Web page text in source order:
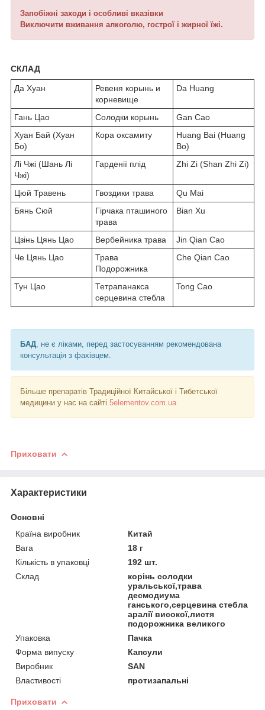
Запобіжні заходи і особливі вказівки
Виключити вживання алкоголю, гострої і жирної їжі.
СКЛАД
Да Хуан
Ревеня корынь и
корневище
Da Huang
Гань Цао Солодки корынь
Gan Cao
Хуан Бай (Хуан
Бо)
Кора оксамиту
Huang Bai (Huang
Bo)
Лі Чжі (Шань Лі
Чжі)
Гарденії плід Zhi Zi (Shan Zhi Zi)
Цюй Травень Гвоздики трава
Qu Mai
Бянь Сюй
Гірчака пташиного
трава
Bian Xu
Цзінь Цянь Цао Вербейника трава
Jin Qian Cao
Че Цянь Цао
Трава
Подорожника
Che Qian Cao
Тун Цао
Тетрапанакса
серцевина стебла
Tong Cao
БАД, не є ліками, перед застосуванням рекомендована
консультація з фахівцем.
Більше препаратів Традиційної Китайської і Тибетської
медицини у нас на сайті 5elementov.com.ua
Приховати
Характеристики
Основні
Країна виробник
Китай
Вага
18 г
Кількість в упаковці
192 шт.
Склад
корінь солодки
уральської,трава
десмодиума
ганського,серцевина стебла
аралії високої,листя
подорожника великого
Упаковка
Пачка
Форма випуску
Капсули
Виробник
SAN
Властивості
протизапальні
Приховати